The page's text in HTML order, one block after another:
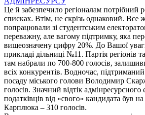
Це й забезпечило регіоналам потрібний
списках. Втім, не скрізь однаковий. Все
попрацювали зі студентським
переважну, але вагому підтримку, яка
вищеозначену цифру 20%. До Вашої
прикладі дільниці №11. Партія регіонів
там набрали по 700-800 голосів,
всіх конкурентів. Водночас,
посаду міського голови Володимир
голосів. Значний відтік адмінресурсного
податківців від «свого» кандидата був
Карплюка – 310 голосів.